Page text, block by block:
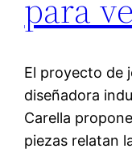
para
El proyecto de
diseñadora
Carella
piezas relatan